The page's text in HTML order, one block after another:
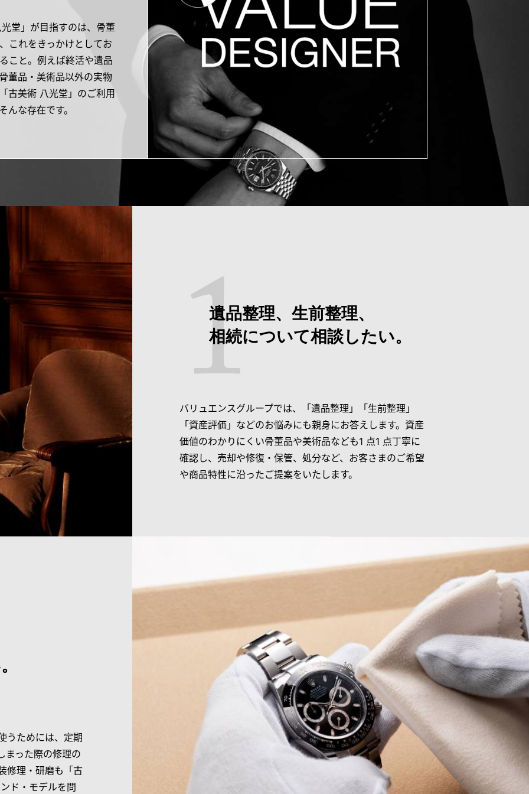
堂」が目指すのは、骨董
これをきっかけとしてお
こと。例えば終活や遺品
董品・美術品以外の実物
古美術 八光堂」のご利用
んな存在です。
遺品整理、生前整理、
相続について相談したい。
バリュエンスグループでは、「遺品整理」「生前整理」
「資産評価」などのお悩みにも親身にお答えします。資産
価値のわかりにくい骨董品や美術品なども1 点1 点丁寧に
確認し、売却や修復・保管、処分など、お客さまのご希望
や商品特性に沿ったご提案をいたします。
うためには、定期
まった際の修理の
修理・研磨も「古
ド・モデルを問